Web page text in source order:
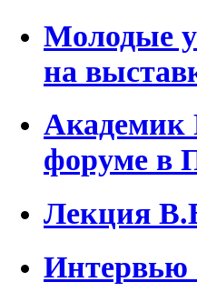
Молодые
на
Академик
форуме в
Лекция